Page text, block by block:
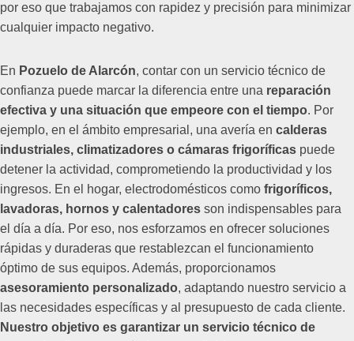
por eso que trabajamos con rapidez y precisión para minimizar
cualquier impacto negativo.
En Pozuelo de Alarcón, contar con un servicio técnico de
confianza puede marcar la diferencia entre una reparación
efectiva y una situación que empeore con el tiempo. Por
ejemplo, en el ámbito empresarial, una avería en calderas
industriales, climatizadores o cámaras frigoríficas puede
detener la actividad, comprometiendo la productividad y los
ingresos. En el hogar, electrodomésticos como frigoríficos,
lavadoras, hornos y calentadores son indispensables para
el día a día. Por eso, nos esforzamos en ofrecer soluciones
rápidas y duraderas que restablezcan el funcionamiento
óptimo de sus equipos. Además, proporcionamos
asesoramiento personalizado, adaptando nuestro servicio a
las necesidades específicas y al presupuesto de cada cliente.
Nuestro objetivo es garantizar un servicio técnico de